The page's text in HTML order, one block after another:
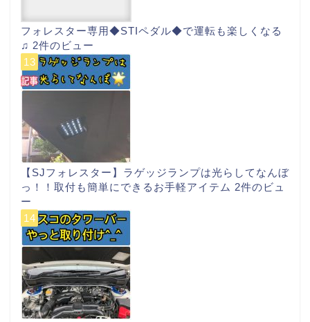
フォレスター専用◆STIペダル◆で運転も楽しくなる
♫ 2件のビュー
【SJフォレスター】ラゲッジランプは光らしてなんぼ
っ！！取付も簡単にできるお手軽アイテム 2件のビュ
ー